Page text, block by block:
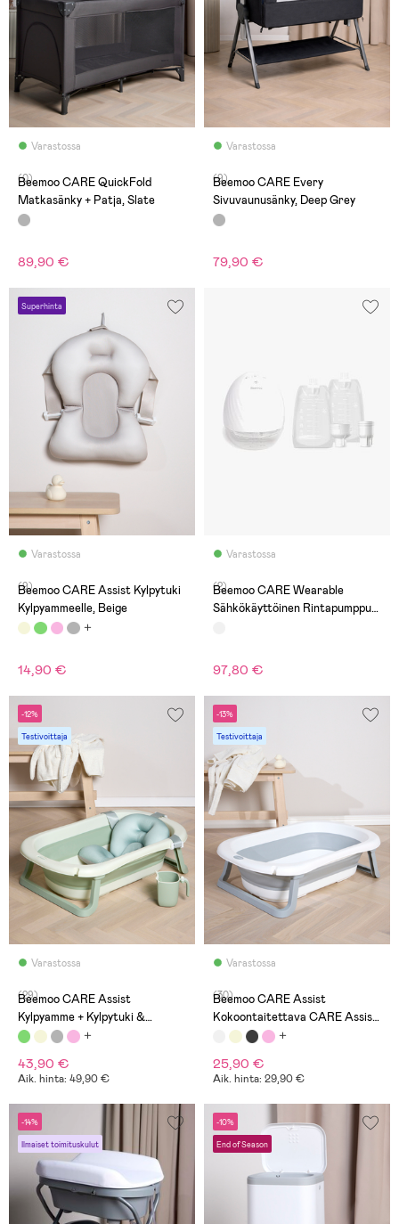
Varastossa
(0)
Beemoo CARE QuickFold
Matkasänky + Patja, Slate
89,90 €
Varastossa
(9)
Beemoo CARE Every
Sivuvaunusänky, Deep Grey
79,90 €
Superhinta
Varastossa
(9)
Beemoo CARE Assist Kylpytuki
Kylpyammeelle, Beige
14,90 €
Varastossa
(2)
Beemoo CARE Wearable
Sähkökäyttöinen Rintapumppu
97,80 €
-12%
Testivoittaja
Varastossa
(29)
Beemoo CARE Assist
Kylpyamme + Kylpytuki &
Huuhtelukannu, Soft Green
43,90 €
Aik. hinta: 49,90 €
-13%
Testivoittaja
Varastossa
(30)
Beemoo CARE Assist
Kokoontaitettava CARE Assist
Kylpyamme, White/Grey
25,90 €
Aik. hinta: 29,90 €
-14%
Ilmaiset toimituskulut
-10%
End of Season